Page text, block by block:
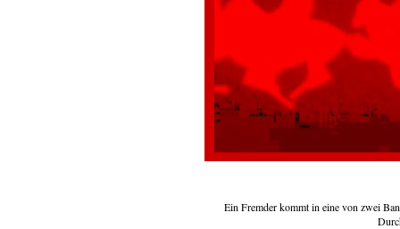
Ein Fremder kommt in eine von zwei